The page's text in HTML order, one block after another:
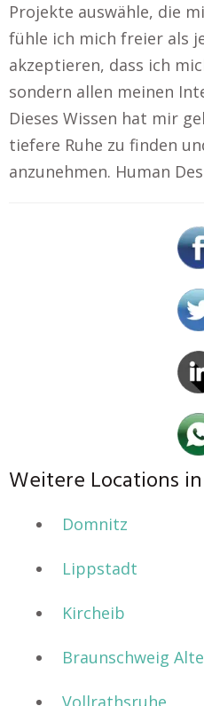
Projekte auswähle, die
fühle ich mich freier als
akzeptieren, dass ich
sondern allen meinen
Dieses Wissen hat mir
tiefere Ruhe zu finden
anzunehmen. Human
Weitere Locations
Domnitz
Lippstadt
Kircheib
Braunschweig
Vollrathsruhe